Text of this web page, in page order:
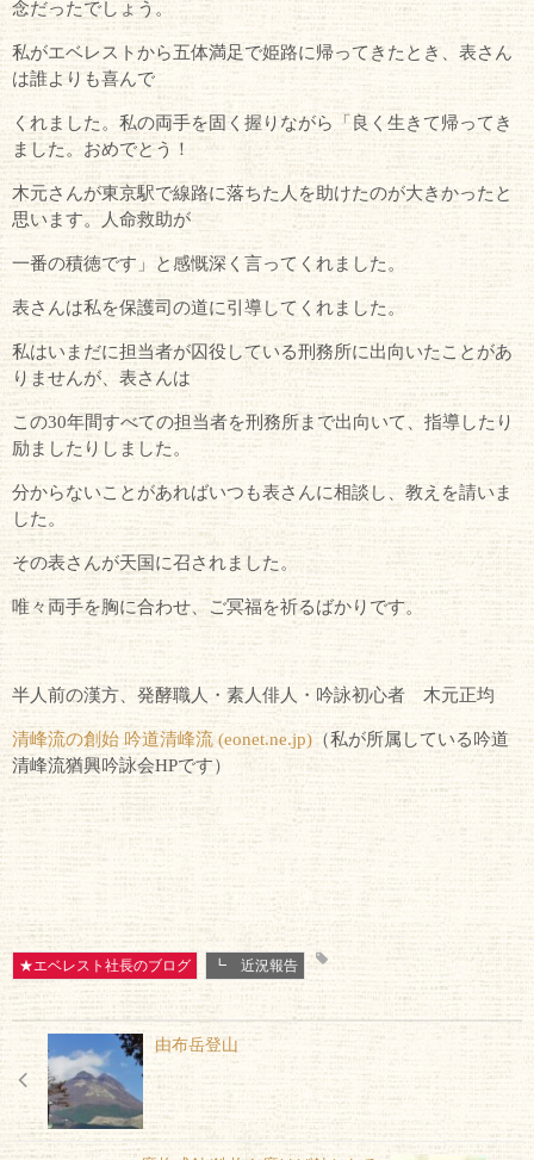
念だったでしょう。
私がエベレストから五体満足で姫路に帰ってきたとき、表さん
は誰よりも喜んで
くれました。私の両手を固く握りながら「良く生きて帰ってき
ました。おめでとう！
木元さんが東京駅で線路に落ちた人を助けたのが大きかったと
思います。人命救助が
一番の積徳です」と感慨深く言ってくれました。
表さんは私を保護司の道に引導してくれました。
私はいまだに担当者が囚役している刑務所に出向いたことがあ
りませんが、表さんは
この30年間すべての担当者を刑務所まで出向いて、指導したり
励ましたりしました。
分からないことがあればいつも表さんに相談し、教えを請いま
した。
その表さんが天国に召されました。
唯々両手を胸に合わせ、ご冥福を祈るばかりです。
半人前の漢方、発酵職人・素人俳人・吟詠初心者 木元正均
清峰流の創始 吟道清峰流 (eonet.ne.jp)（私が所属している吟道
清峰流猶興吟詠会HPです）
★エベレスト社長のブログ ┗ 近況報告
由布岳登山